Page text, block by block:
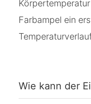
Farbampel ein
Wie kann der